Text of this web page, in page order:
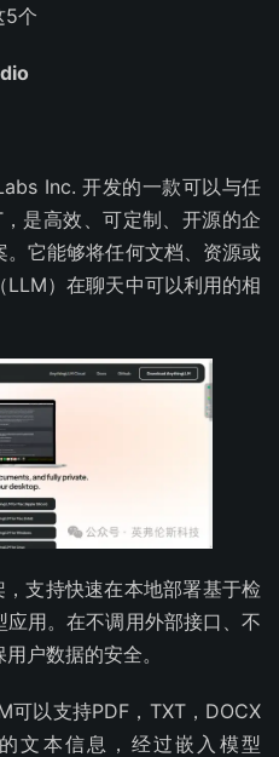
5个
Inc. 开发的一款可以与任
是高效、可定制、开源的企
它能够将任何文档、资源或
）在聊天中可以利用的相
支持快速在本地部署基于检
用。在不调用外部接口、不
户数据的安全。
以支持PDF，TXT，DOCX
文本信息，经过嵌入模型